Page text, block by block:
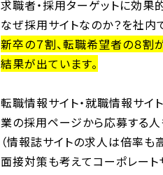
求職者・採用ターゲットに効果
なぜ採用サイトなのか？を社内
新卒の７割、転職希望者の８
結果が出ています。
転職情報サイト・就職情報サイ
業の採用ページから応募する人
（情報誌サイトの求人は倍率も
面接対策も考えてコーポレート